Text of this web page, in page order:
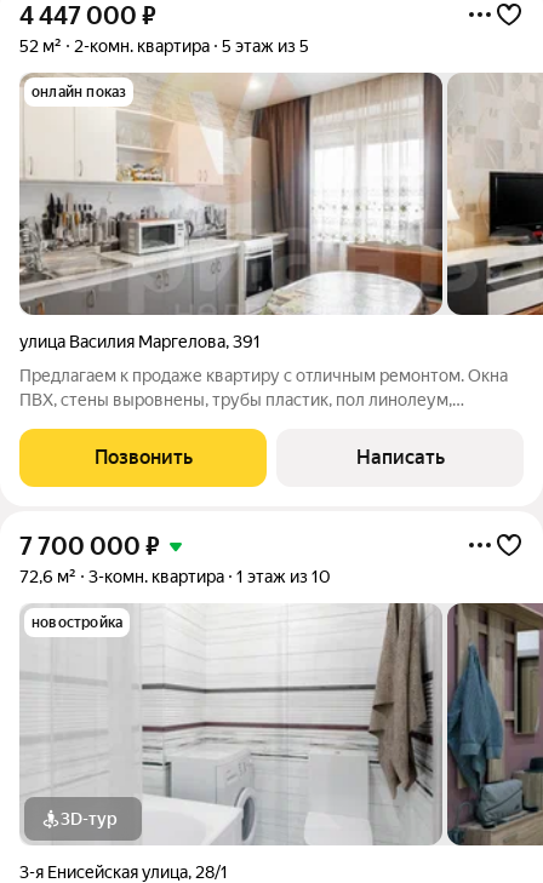
4 447 000 ₽
52 м² 2-комн. квартира 5 этаж из 5
онлайн показ
улица Василия Маргелова,391
Предлагаем к продаже квартиру с отличным ремонтом. Окна
ПВХ, стены выровнены, трубы пластик, пол линолеум,
находится на второй линии, без активного автодвижения. В
пешей доступности детский
Позвонить Написать
7 700 000 ₽
72,6 м² 3-комн. квартира 1 этаж из 10
новостройка
3D-тур
3-я Енисейская улица, 28/1